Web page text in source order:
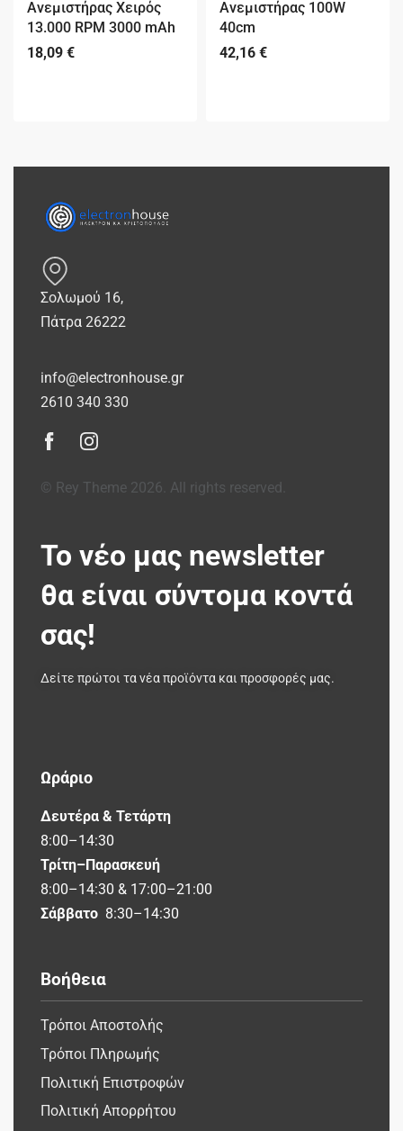
Ανεμιστήρας Χειρός
13.000 RPM 3000 mAh
18,09 €
Ανεμιστήρας 100W
40cm
42,16 €
Σολωμού 16,
Πάτρα 26222
info@electronhouse.gr
2610 340 330
© Rey Theme 2026. All rights reserved.
Το νέο μας newsletter
θα είναι σύντομα κοντά
σας!
Δείτε πρώτοι τα νέα προϊόντα και προσφορές μας.
Ωράριο
Δευτέρα & Τετάρτη
8:00–14:30
Τρίτη–Παρασκευή
8:00–14:30 & 17:00–21:00
Σάββατο 8:30–14:30
Βοήθεια
Τρόποι Αποστολής
Τρόποι Πληρωμής
Πολιτική Επιστροφών
Πολιτική Απορρήτου